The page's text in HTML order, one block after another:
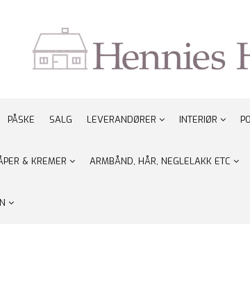
PÅSKE SALG LEVERANDØRER INTERIØR
& KREMER ARMBÅND, HÅR, NEGLELAKK ETC